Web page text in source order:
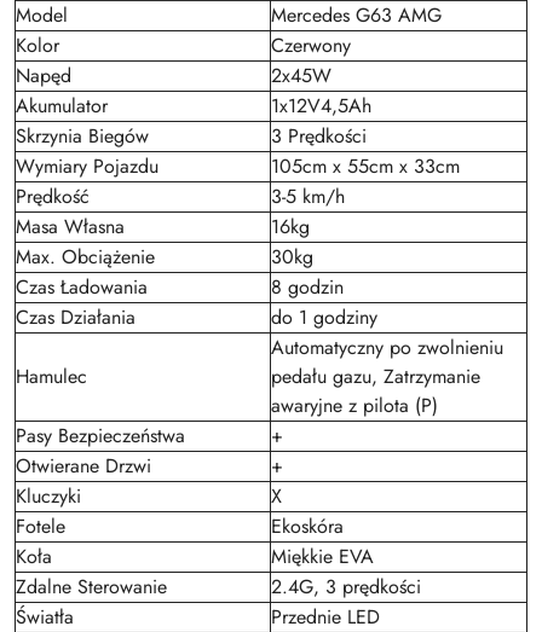
Model
Mercedes G63 AMG
Kolor
Czerwony
Napęd
2x45W
Akumulator
1x12V4,5Ah
Skrzynia Biegów
3 Prędkości
Wymiary Pojazdu
105cm x 55cm x 33cm
Prędkość
3-5 km/h
Masa Własna
16kg
Max. Obciążenie
30kg
Czas Ładowania
8 godzin
Czas Działania
do 1 godziny
Hamulec
Automatyczny po zwolnieniu
pedału gazu, Zatrzymanie
awaryjne z pilota (P)
Pasy Bezpieczeństwa
+
Otwierane Drzwi
+
Kluczyki
X
Fotele
Ekoskóra
Koła
Miękkie EVA
Zdalne Sterowanie
2.4G, 3 prędkości
Światła
Przednie LED